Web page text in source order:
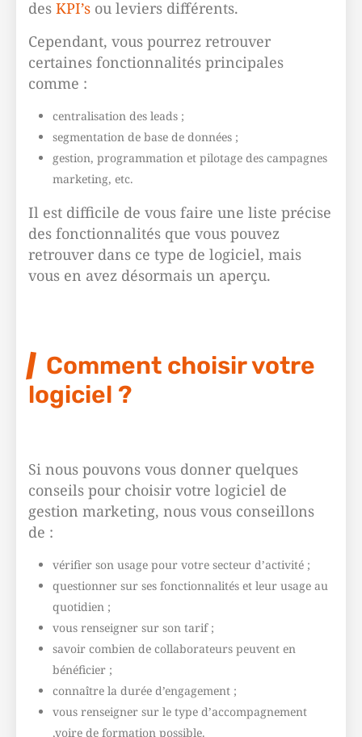
des KPI’s ou leviers différents.
Cependant, vous pourrez retrouver
certaines fonctionnalités principales
comme :
centralisation des leads ;
segmentation de base de données ;
gestion, programmation et pilotage des campagnes
marketing, etc.
Il est difficile de vous faire une liste précise
des fonctionnalités que vous pouvez
retrouver dans ce type de logiciel, mais
vous en avez désormais un aperçu.
Comment choisir votre
logiciel ?
Si nous pouvons vous donner quelques
conseils pour choisir votre logiciel de
gestion marketing, nous vous conseillons
de :
vérifier son usage pour votre secteur d’activité ;
questionner sur ses fonctionnalités et leur usage au
quotidien ;
vous renseigner sur son tarif ;
savoir combien de collaborateurs peuvent en
bénéficier ;
connaître la durée d’engagement ;
vous renseigner sur le type d’accompagnement
,voire de formation possible.